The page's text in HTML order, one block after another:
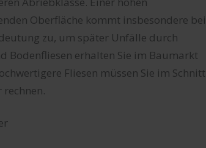
Oberfläche kommt insbesondere bei
zu, um später Unfälle durch
Bodenfliesen erhalten Sie im Baumarkt
Fliesen müssen Sie im Schnitt